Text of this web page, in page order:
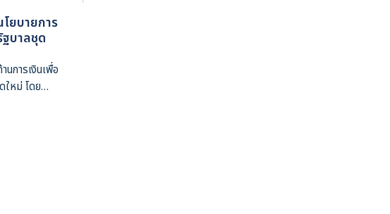
ยบายการ
ฐบาลชุด
นการเงินเพื่อ
ใหม่ โดย